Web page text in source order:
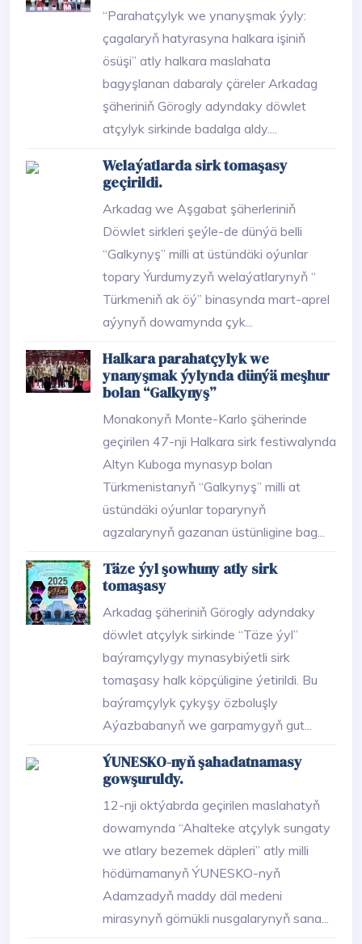
“Parahatçylyk we ynanyşmak ýyly:
çagalaryň hatyrasyna halkara işiniň
ösüşi” atly halkara maslahata
bagyşlanan dabaraly çäreler Arkadag
şäheriniň Görogly adyndaky döwlet
atçylyk sirkinde badalga aldy....
Welaýatlarda sirk tomaşasy
geçirildi.
Arkadag we Aşgabat şäherleriniň
Döwlet sirkleri şeýle-de dünýä belli
“Galkynyş” milli at üstündäki oýunlar
topary Ýurdumyzyň welaýatlarynyň “
Türkmeniň ak öý” binasynda mart-aprel
aýynyň dowamynda çyk...
Halkara parahatçylyk we
ynanyşmak ýylynda dünýä meşhur
bolan “Galkynyş”
Monakonyň Monte-Karlo şäherinde
geçirilen 47-nji Halkara sirk festiwalynda
Altyn Kuboga mynasyp bolan
Türkmenistanyň “Galkynyş” milli at
üstündäki oýunlar toparynyň
agzalarynyň gazanan üstünligine bag...
Täze ýyl şowhuny atly sirk
tomaşasy
Arkadag şäheriniň Görogly adyndaky
döwlet atçylyk sirkinde “Täze ýyl”
baýramçylygy mynasybiýetli sirk
tomaşasy halk köpçüligine ýetirildi. Bu
baýramçylyk çykyşy özboluşly
Aýazbabanyň we garpamygyň gut...
ÝUNESKO-nyň şahadatnamasy
gowşuruldy.
12-nji oktýabrda geçirilen maslahatyň
dowamynda “Ahalteke atçylyk sungaty
we atlary bezemek däpleri” atly milli
hödürnamanyň ÝUNESKO-nyň
Adamzadyň maddy däl medeni
mirasynyň görnükli nusgalarynyň sana...